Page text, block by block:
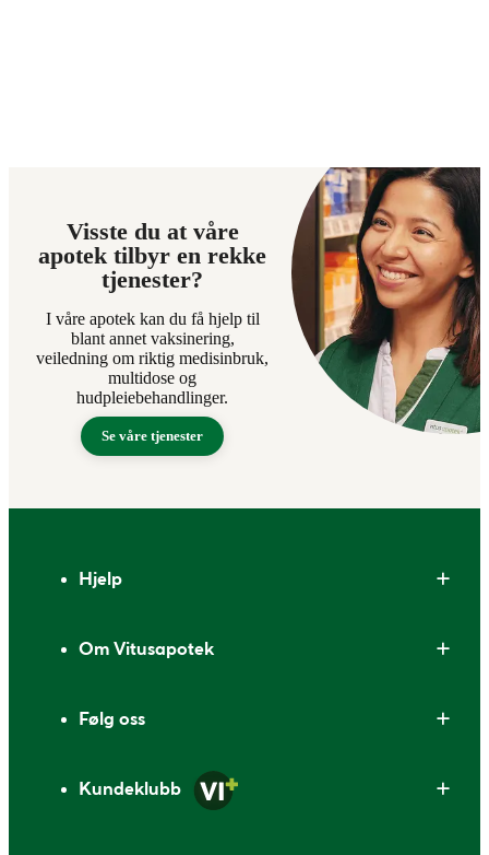
Visste du at våre
apotek tilbyr en rekke
tjenester?
I våre apotek kan du få hjelp til
blant annet vaksinering,
veiledning om riktig medisinbruk,
multidose og
hudpleiebehandlinger.
Se våre tjenester
Hjelp
Om Vitusapotek
Følg oss
Kundeklubb